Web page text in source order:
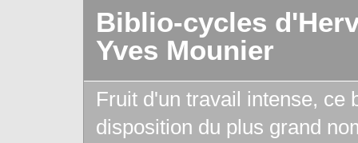
Biblio-cycles
Yves Mounier
Fruit d'un travail intense, ce
disposition du plus grand